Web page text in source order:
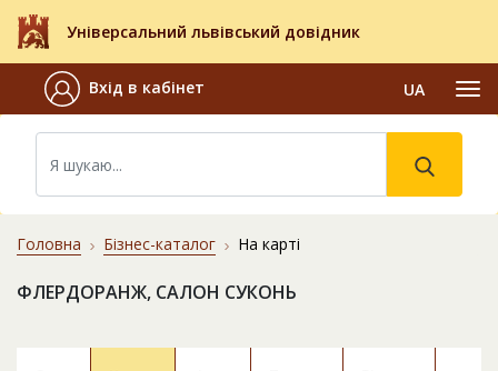
Універсальний львівський довідник
Вхід в кабінет UA
Головна Бізнес-каталог На карті
ФЛЕРДОРАНЖ, САЛОН СУКОНЬ